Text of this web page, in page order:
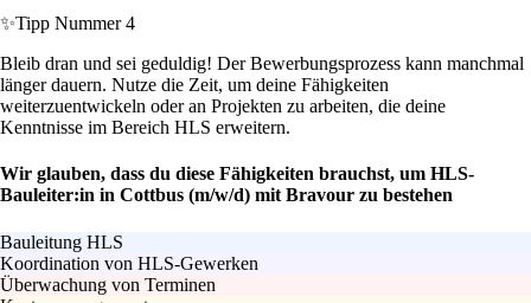
✨Tipp Nummer 4
Bleib dran und sei geduldig! Der Bewerbungsprozess kann manchmal
länger dauern. Nutze die Zeit, um deine Fähigkeiten
weiterzuentwickeln oder an Projekten zu arbeiten, die deine
Kenntnisse im Bereich HLS erweitern.
Wir glauben, dass du diese Fähigkeiten brauchst, um HLS-
Bauleiter:in in Cottbus (m/w/d) mit Bravour zu bestehen
Bauleitung HLS
Koordination von HLS-Gewerken
Überwachung von Terminen